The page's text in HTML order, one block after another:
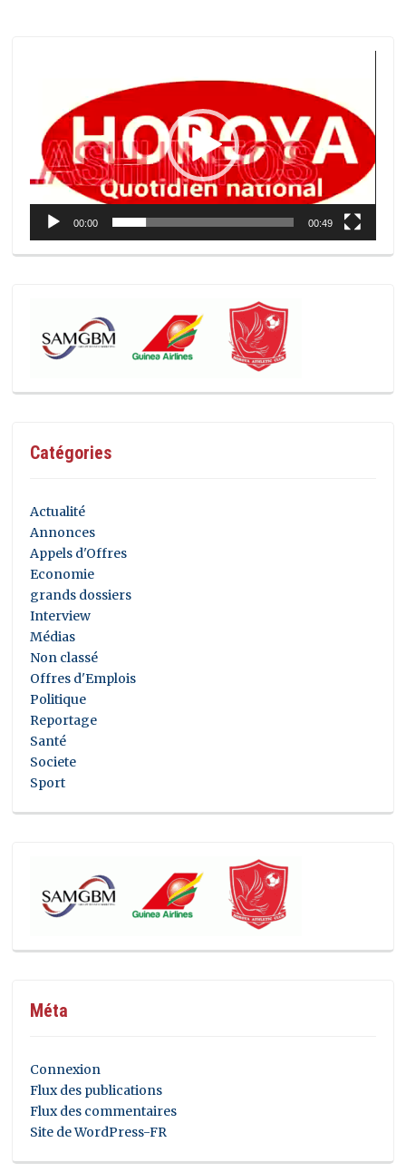
00:00 00:49
Catégories
Actualité
Annonces
Appels d'Offres
Economie
grands dossiers
Interview
Médias
Non classé
Offres d'Emplois
Politique
Reportage
Santé
Societe
Sport
Méta
Connexion
Flux des publications
Flux des commentaires
Site de WordPress-FR